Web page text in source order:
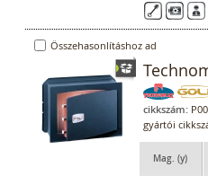
Összehasonlításhoz ad
cikkszám:
gyártói
Mag. (y)